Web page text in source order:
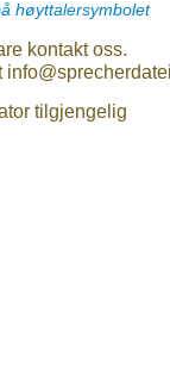
høyttalersymbolet
kontakt oss.
tilgjengelig